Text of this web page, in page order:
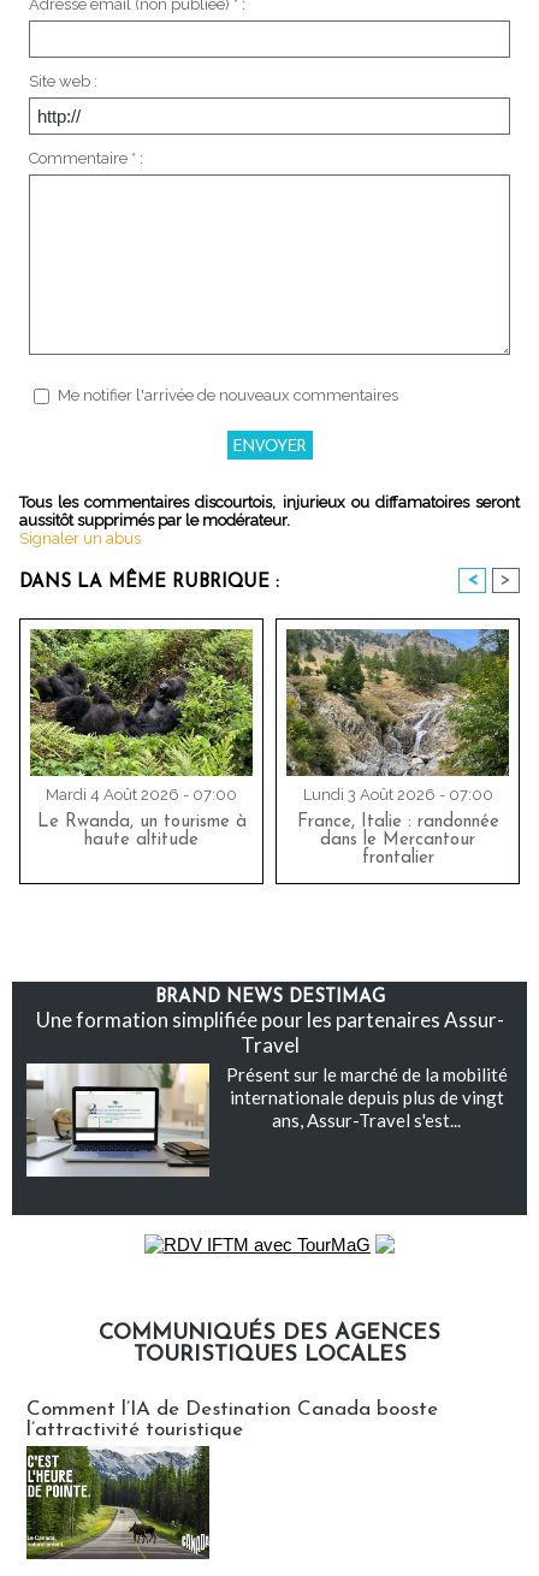
Adresse email (non publiée) * :
Site web :
Commentaire * :
Me notifier l'arrivée de nouveaux commentaires
Tous les commentaires discourtois, injurieux ou diffamatoires seront
aussitôt supprimés par le modérateur.
Signaler un abus
DANS LA MÊME RUBRIQUE : < >
Mardi 4 Août 2026 - 07:00
Le Rwanda, un tourisme à
haute altitude
Lundi 3 Août 2026 - 07:00
France, Italie : randonnée
dans le Mercantour
frontalier
BRAND NEWS DESTIMAG
Une formation simplifiée pour les partenaires Assur-
Travel
Présent sur le marché de la mobilité
internationale depuis plus de vingt
ans, Assur-Travel s'est...
COMMUNIQUÉS DES AGENCES
TOURISTIQUES LOCALES
Comment l’IA de Destination Canada booste
l’attractivité touristique